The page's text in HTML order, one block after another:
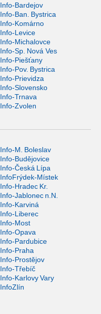
Info-Bardejov
Info-Ban. Bystrica
Info-Komárno
Info-Levice
Info-Michalovce
Info-Sp. Nová Ves
Info-Piešťany
Info-Pov. Bystrica
Info-Prievidza
Info-Slovensko
Info-Trnava
Info-Zvolen
Info-M. Boleslav
Info-Budějovice
Info-Česká Lípa
InfoFrýdek-Místek
Info-Hradec Kr.
Info-Jablonec n.N.
Info-Karviná
Info-Liberec
Info-Most
Info-Opava
Info-Pardubice
Info-Praha
Info-Prostějov
Info-Třebíč
Info-Karlovy Vary
InfoZlín